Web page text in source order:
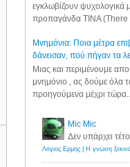
εγκλωβίζουν ψυχολογικά
προπαγάνδα TINA (There
Μνημόνια: Ποια μέτρα
δάνεισαν, πού πήγαν τα
Μιας και περιμένουμε
μνημόνιο , ας δούμε όλα
προηγούμενα μέχρι
Mic Mic
Δεν υπάρχει